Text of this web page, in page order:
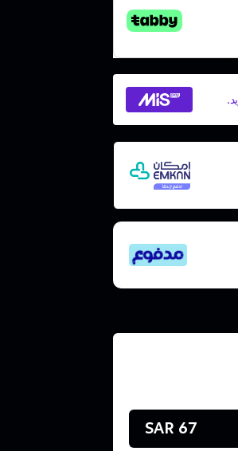
67 SAR